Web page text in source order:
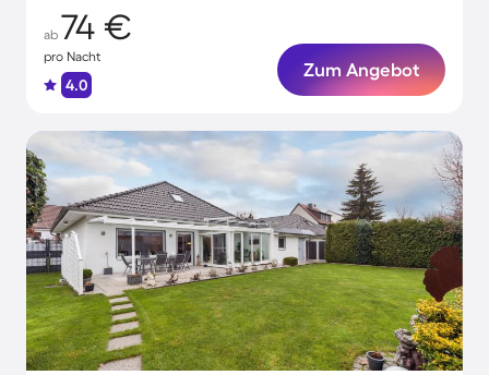
ab 74 €
pro Nacht
4.0
Zum Angebot